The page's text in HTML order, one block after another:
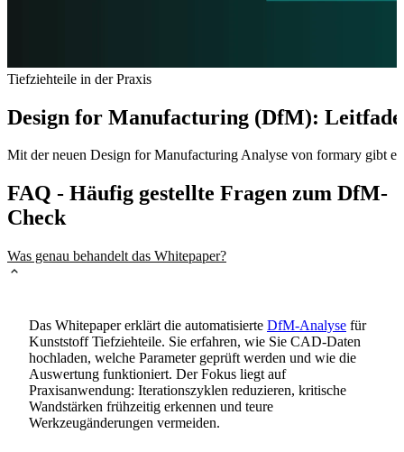
Tiefziehteile in der Praxis
Design for Manufacturing (DfM):
Mit der neuen Design for Manufacturing Analyse von formary gibt
FAQ - Häufig gestellte Fragen zum DfM-
Check
Was genau behandelt das Whitepaper?
Das Whitepaper erklärt die automatisierte DfM-Analyse für
Kunststoff Tiefziehteile. Sie erfahren, wie Sie CAD-Daten
hochladen, welche Parameter geprüft werden und wie die
Auswertung funktioniert. Der Fokus liegt auf
Praxisanwendung: Iterationszyklen reduzieren, kritische
Wandstärken frühzeitig erkennen und teure
Werkzeugänderungen vermeiden.